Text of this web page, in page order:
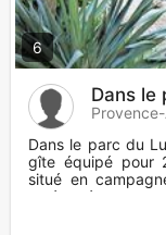
6
Dans le
Dans le parc du
gîte équipé pour
situé en
aménagé, o